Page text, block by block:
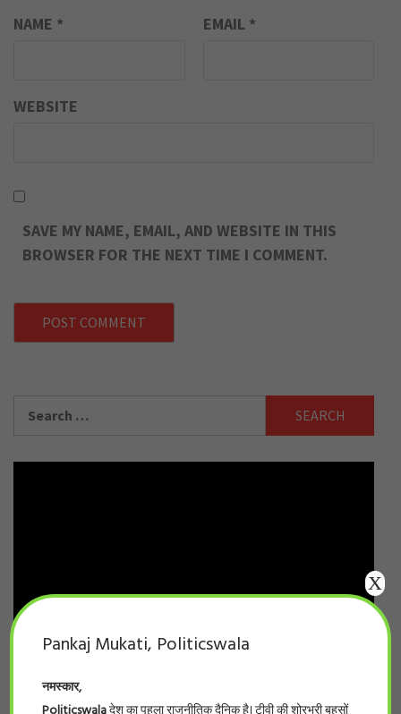
NAME * EMAIL *
WEBSITE
SAVE MY NAME, EMAIL, AND WEBSITE IN THIS
BROWSER FOR THE NEXT TIME I COMMENT.
for:
Pankaj Mukati, Politicswala
नमस्कार,
Politicswalaदेश का पहला राजनीतिक दैनिक है। टीवी की शोरभरी बहसों
X